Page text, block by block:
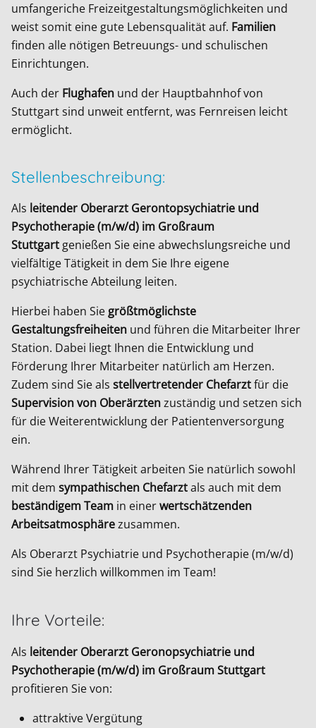
umfangeriche Freizeitgestaltungsmöglichkeiten und
weist somit eine gute Lebensqualität auf. Familien
finden alle nötigen Betreuungs- und schulischen
Einrichtungen.
Auch der Flughafen und der Hauptbahnhof von
Stuttgart sind unweit entfernt, was Fernreisen leicht
ermöglicht.
Stellenbeschreibung:
Als leitender Oberarzt Gerontopsychiatrie und
Psychotherapie (m/w/d) im Großraum
Stuttgart genießen Sie eine abwechslungsreiche und
vielfältige Tätigkeit in dem Sie Ihre eigene
psychiatrische Abteilung leiten.
Hierbei haben Sie größtmöglichste
Gestaltungsfreiheiten und führen die Mitarbeiter Ihrer
Station. Dabei liegt Ihnen die Entwicklung und
Förderung Ihrer Mitarbeiter natürlich am Herzen.
Zudem sind Sie als stellvertretender Chefarztfür die
Supervision von Oberärztenzuständig und setzen sich
für die Weiterentwicklung der Patientenversorgung
ein.
Während Ihrer Tätigkeit arbeiten Sie natürlich sowohl
mit dem sympathischen Chefarztals auch mit dem
beständigem Team in einerwertschätzenden
Arbeitsatmosphärezusammen.
Als Oberarzt Psychiatrie und Psychotherapie (m/w/d)
sind Sie herzlich willkommen im Team!
Ihre Vorteile:
Als leitender Oberarzt Geronopsychiatrie und
Psychotherapie (m/w/d) im Großraum Stuttgart
profitieren Sie von:
attraktive Vergütung